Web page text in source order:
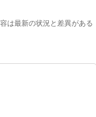
は最新の状況と差異がある